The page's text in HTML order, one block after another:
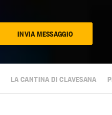
INVIA MESSAGGIO
LA CANTINA DI CLAVESANA